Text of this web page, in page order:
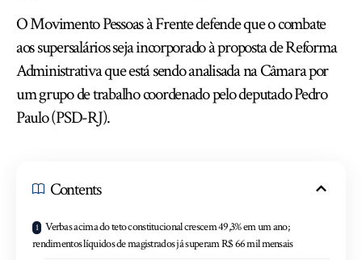
O Movimento Pessoas à Frente defende que o combate
aos supersalários seja incorporado à proposta de Reforma
Administrativa que está sendo analisada na Câmara por
um grupo de trabalho coordenado pelo deputado Pedro
Paulo (PSD-RJ).
Contents
Verbas acima do teto constitucional crescem 49,3% em um ano;
rendimentos líquidos de magistrados já superam R$ 66 mil mensais